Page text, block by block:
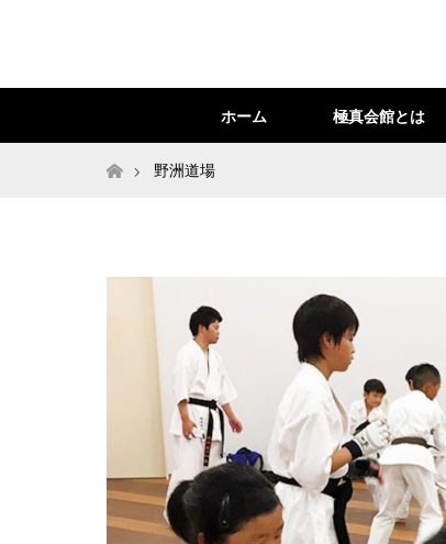
ホーム 極真会館とは
ホーム野洲道場